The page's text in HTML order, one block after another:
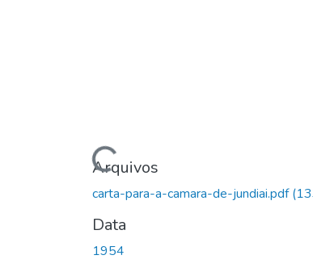
Carregando...
Arquivos
carta-para-a-camara-de-jundiai.pdf
Data
1954